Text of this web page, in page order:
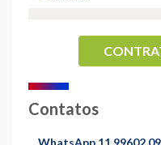
Contatos
WhatsApp 11 99602